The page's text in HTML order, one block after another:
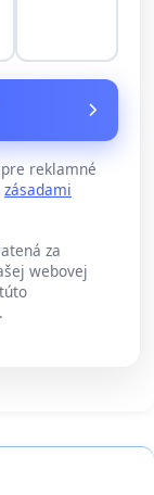
pre reklamné
zásadami
za
webovej